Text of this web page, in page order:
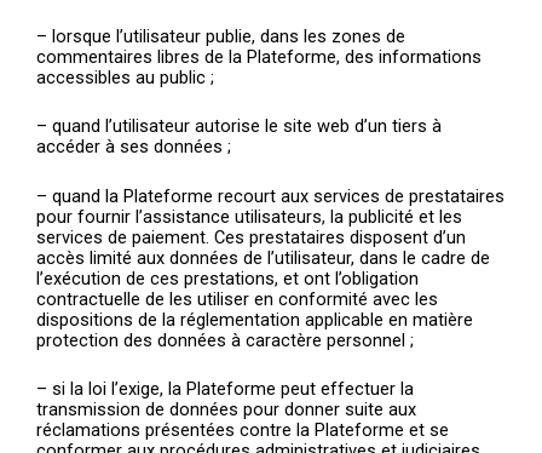
– lorsque l’utilisateur publie, dans les zones de
commentaires libres de la Plateforme, des informations
accessibles au public ;
– quand l’utilisateur autorise le site web d’un tiers à
accéder à ses données ;
– quand la Plateforme recourt aux services de prestataires
pour fournir l’assistance utilisateurs, la publicité et les
services de paiement. Ces prestataires disposent d’un
accès limité aux données de l’utilisateur, dans le cadre de
l’exécution de ces prestations, et ont l’obligation
contractuelle de les utiliser en conformité avec les
dispositions de la réglementation applicable en matière
protection des données à caractère personnel ;
– si la loi l’exige, la Plateforme peut effectuer la
transmission de données pour donner suite aux
réclamations présentées contre la Plateforme et se